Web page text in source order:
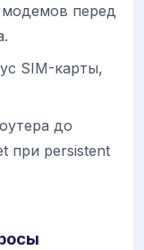
перед
SIM-карты,
до
при persistent